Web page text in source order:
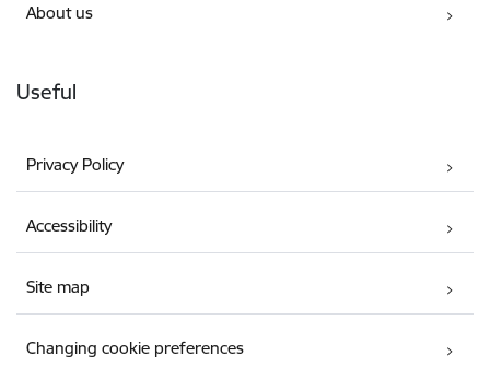
About us
Useful
Privacy Policy
Accessibility
Site map
Changing cookie preferences